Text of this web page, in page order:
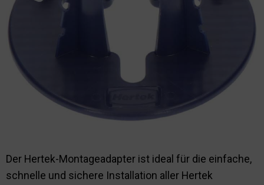
Der Hertek-Montageadapter ist ideal für die einfache,
schnelle und sichere Installation aller Hertek